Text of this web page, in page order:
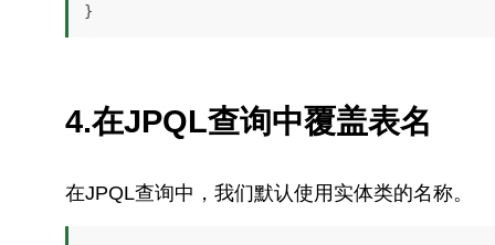
}
4.在JPQL查询中覆盖表名
在JPQL查询中，我们默认使用实体类的名称。